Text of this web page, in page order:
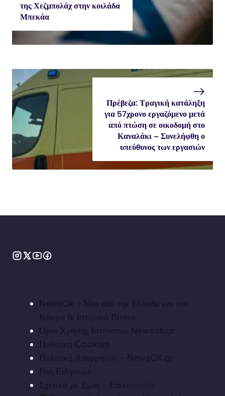
της Χεζμπολάχ στην κοιλάδα
Μπεκάα
Πρέβεζα: Τραγική κατάληξη
για 57χρονο εργαζόμενο μετά
από πτώση σε οικοδομή στο
Καναλάκι – Συνελήφθη ο
υπεύθυνος των εργασιών
NewsOk - Νέα από την Ελλάδα και τον
Κόσμο & Ιστορικά Βίντεο
Όροι Χρήσης Ιστότοπου Newsok.gr
Πολιτική Cookies
Πολιτική Απορρήτου – NewsOK.gr
Ροή Ειδήσεων
Σχετικά με Εμάς - Επικοινωνία